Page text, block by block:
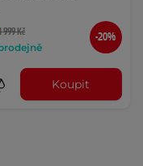
999 Kč
-20%
Koupit